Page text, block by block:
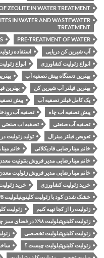
ZEOLITE IN WATER TREATMENT
IN WATER AND WASTEWATER
TREATMENT
PRE-TREATMENT OF WATER
آب شیرین کن دریایی
استفاده
انواع زئولیت کشاورزی
انواع
بهترین دستگاه پیش تصفیه آب
بهترین فیلتر آب شیرین کن
بهترین
پک کامل فیلتر تصفیه آب
پیش
پیش تصفیه اب چاه
تصفیه آب
تصفیه آب صنعتی
تصفیه اب صنعتی
تعویض فیلتر مینرال
تولید زئولیت در
خانم مینا رضایی قادیکلائی
خانم
خانم مینا رضایی مدیر فروش بنتونیت
خانم مینا رضایی مدیر فروش زئولیت
خرید زئولیت کشاورزی
خرید
خشک شدن کود با زئولیت کلینوپتیلولیت 98٪
زئولیت را از کجا تهیه کنیم
زئولیت
زئولیت کلینوپتیلولیت ۹۸٪ در فضای سبز چمن
زئولیت کلینوپتیلولیت تخصصی
زئولیت کلینوپتیلولیت چیست ؟